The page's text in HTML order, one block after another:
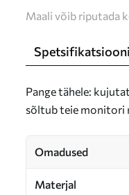
Maali võib riputada
Pange tähele:
sõltub teie monitori
Omadused
Materjal